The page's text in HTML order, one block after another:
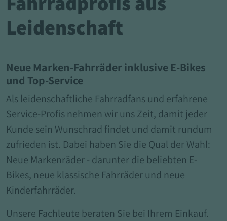
Leidenschaft
Neue Marken-Fahrräder inklusive E-Bikes
und Top-Service
Als leidenschaftliche Fahrradfans und erfahrene
Service-Profis nehmen wir uns Zeit, damit jeder
Kunde sein Wunschrad findet und damit rundum
zufrieden ist. Dabei haben Sie die Qual der Wahl:
Neue Markenräder - darunter die beliebten E-
Bikes, neue klassische Fahrräder und neue
Kinderfahrräder.
Unsere Fachleute beraten Sie bei Ihrem Einkauf.